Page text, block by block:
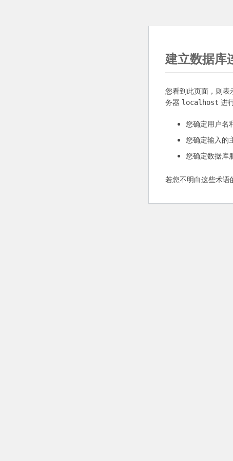
建立数据库
您看到此页面，则表
务器 localhost 进
您确定用户名
您确定输入的
您确定数据库
若您不明白这些术语